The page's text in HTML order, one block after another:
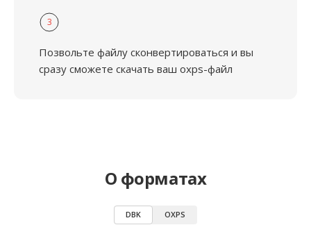
3
Позвольте файлу сконвертироваться и вы
сразу сможете скачать ваш oxps-файл
О форматах
DBK OXPS